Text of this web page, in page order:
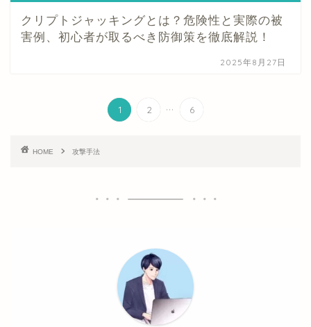
クリプトジャッキングとは？危険性と実際の被
害例、初心者が取るべき防御策を徹底解説！
2025年8月27日
1 2 ... 6
HOME 攻撃手法